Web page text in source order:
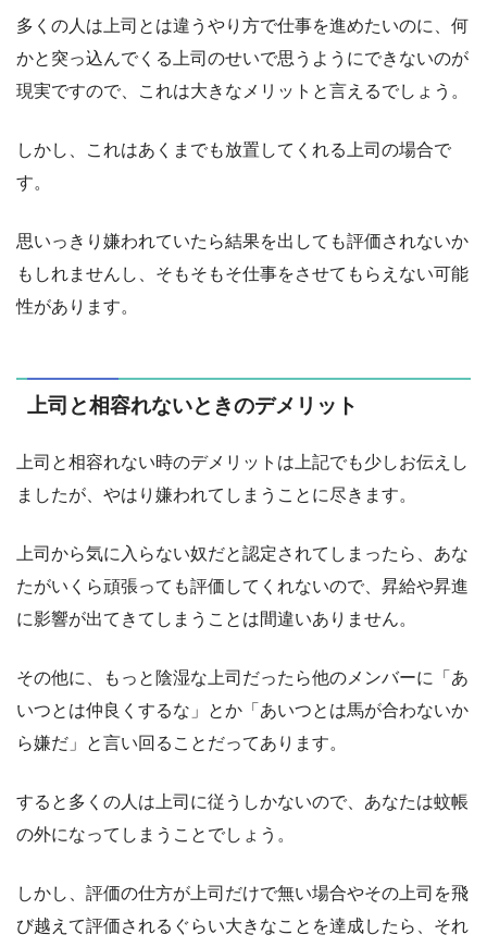
多くの人は上司とは違うやり方で仕事を進めたいのに、何
かと突っ込んでくる上司のせいで思うようにできないのが
現実ですので、これは大きなメリットと言えるでしょう。
しかし、これはあくまでも放置してくれる上司の場合で
す。
思いっきり嫌われていたら結果を出しても評価されないか
もしれませんし、そもそもそ仕事をさせてもらえない可能
性があります。
上司と相容れないときのデメリット
上司と相容れない時のデメリットは上記でも少しお伝えし
ましたが、やはり嫌われてしまうことに尽きます。
上司から気に入らない奴だと認定されてしまったら、あな
たがいくら頑張っても評価してくれないので、昇給や昇進
に影響が出てきてしまうことは間違いありません。
その他に、もっと陰湿な上司だったら他のメンバーに「あ
いつとは仲良くするな」とか「あいつとは馬が合わないか
ら嫌だ」と言い回ることだってあります。
すると多くの人は上司に従うしかないので、あなたは蚊帳
の外になってしまうことでしょう。
しかし、評価の仕方が上司だけで無い場合やその上司を飛
び越えて評価されるぐらい大きなことを達成したら、それ